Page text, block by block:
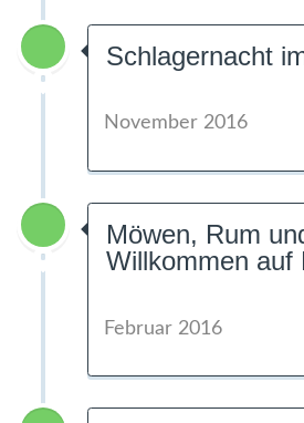
Schlagernacht
November 2016
Möwen, Rum
Willkommen auf
Februar 2016